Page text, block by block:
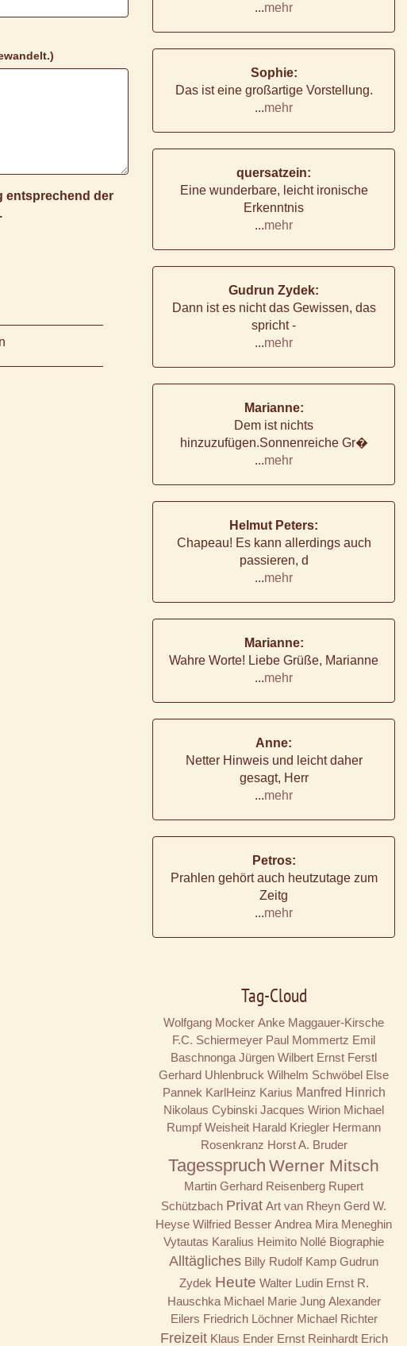
entsprechend der
...mehr
Sophie:
Das ist eine großartige Vorstellung.
...mehr
quersatzein:
Eine wunderbare, leicht ironische
Erkenntnis
...mehr
Gudrun Zydek:
Dann ist es nicht das Gewissen, das
spricht -
...mehr
Marianne:
Dem ist nichts
hinzuzufügen.Sonnenreiche Gr�
...mehr
Helmut Peters:
Chapeau! Es kann allerdings auch
passieren, d
...mehr
Marianne:
Wahre Worte! Liebe Grüße, Marianne
...mehr
Anne:
Netter Hinweis und leicht daher
gesagt, Herr
...mehr
Petros:
Prahlen gehört auch heutzutage zum
Zeitg
...mehr
Tag-Cloud
Wolfgang Mocker Anke Maggauer-Kirsche
F.C. Schiermeyer Paul Mommertz Emil
Baschnonga Jürgen Wilbert Ernst Ferstl
Gerhard Uhlenbruck Wilhelm Schwöbel Else
Pannek KarlHeinz Karius Manfred Hinrich
Nikolaus Cybinski Jacques Wirion Michael
Rumpf Weisheit Harald Kriegler Hermann
Rosenkranz Horst A. Bruder
Tagesspruch Werner Mitsch
Martin Gerhard Reisenberg Rupert
Schützbach Privat Art van Rheyn Gerd W.
Heyse Wilfried Besser Andrea Mira Meneghin
Vytautas Karalius Heimito Nollé Biographie
Alltägliches Billy Rudolf Kamp Gudrun
Zydek Heute Walter Ludin Ernst R.
Hauschka Michael Marie Jung Alexander
Eilers Friedrich Löchner Michael Richter
Freizeit Klaus Ender Ernst Reinhardt Erich